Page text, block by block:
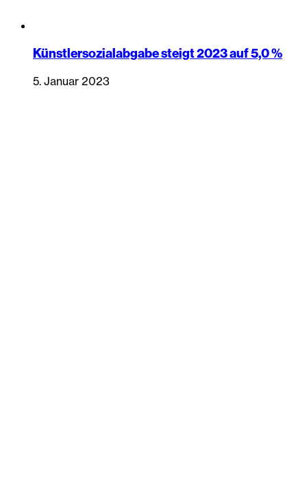
Künstlersozialabgabe steigt 2023 auf 5,0 %
5. Januar 2023